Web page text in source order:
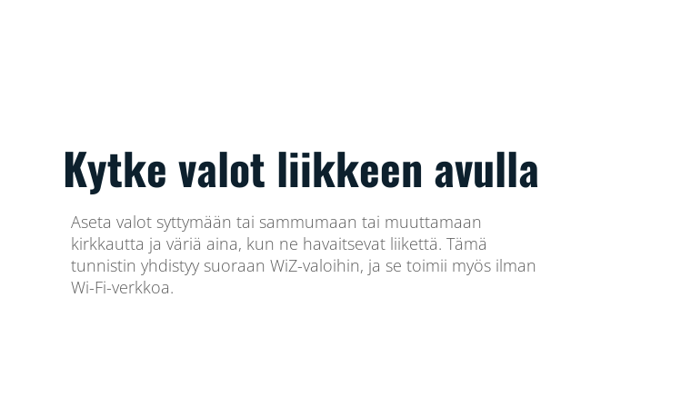
Kytke valot liikkeen avulla
Aseta valot syttymään tai sammumaan tai muuttamaan
kirkkautta ja väriä aina, kun ne havaitsevat liikettä. Tämä
tunnistin yhdistyy suoraan WiZ-valoihin, ja se toimii myös ilman
Wi-Fi-verkkoa.